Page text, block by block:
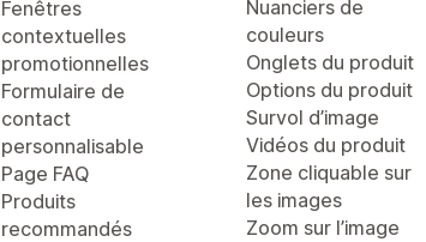
Fenêtres
contextuelles
promotionnelles
Formulaire de
contact
personnalisable
Page FAQ
Produits
recommandés
Nuanciers de
couleurs
Onglets du produit
Options du produit
Survol d’image
Vidéos du produit
Zone cliquable sur
les images
Zoom sur l’image